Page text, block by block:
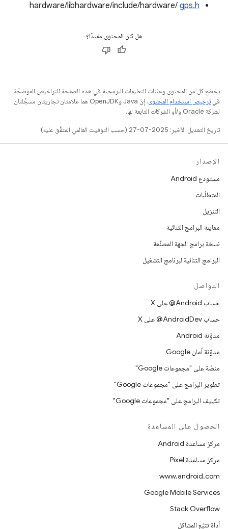
hardware/libhardware/include/hardware/ gps.h
هل كان المحتوى مفيدًا؟
يخضع كل من المحتوى وعيّنات التعليمات البرمجية في هذه الصفحة للتراخيص الموضحّة
فيترخيص استخدام المحتوى
. إنّ Java وOpenJDK هما علامتان تجاريتان مسجَّلتان
لشركة Oracle و/أو الشركات التابعة لها.
تاريخ التعديل الأخير: 2025-07-27 (حسب التوقيت العالمي المتفَّق عليه)
الإصدار
مستودع Android
المتطلّبات
التنزيل
معاينة البرامج الثنائية
نسخة برامج الجهة المصنِّعة
البرامج الثنائية لبرنامج التشغيل
التواصل
حساب ‎@Android على X
حساب ‎@AndroidDev على X
مدوّنة Android
مدوّنة أمان Google
منصّة على "مجموعات Google"
تطوير البرامج على "مجموعات Google"
تكييف البرامج على "مجموعات Google"
الحصول على المساعدة
مركز مساعدة Android
مركز مساعدة Pixel
www.android.com
Google Mobile Services
Stack Overflow
أداة تتبّع المشاكل